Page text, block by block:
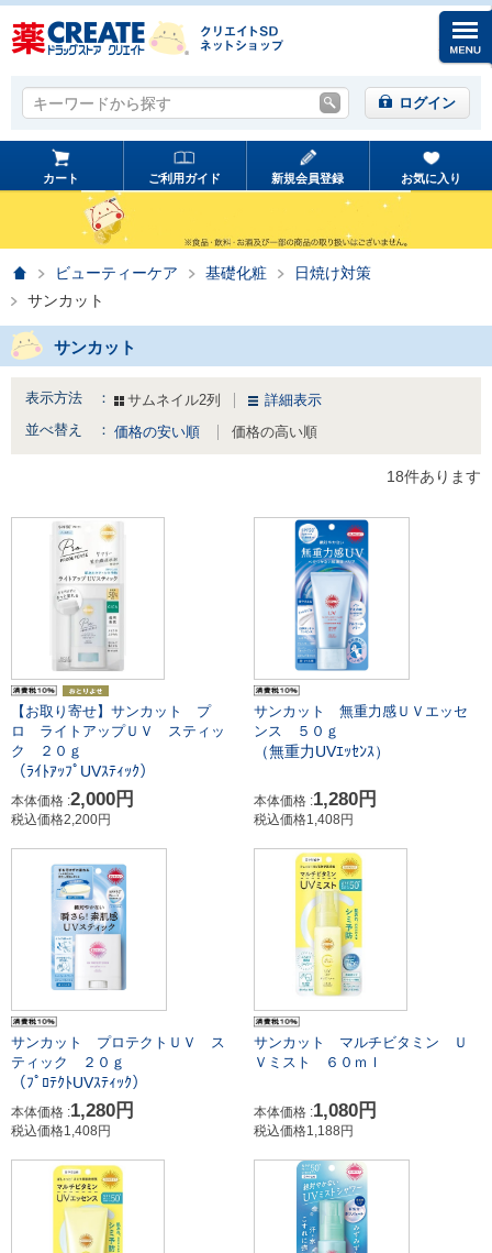
キーワードから探す
キーワードから探す ログイン
カート ご利用ガイド 新規会員登録 お気に入り
ホームビューティーケア 基礎化粧
日焼け対策
サンカット
サンカット
表示方法 ： サムネイル2列
詳細表示
並べ替え ： 価格の安い順 価格の高い順
18件あります
【お取り寄せ】サンカット プ
ロ ライトアップＵＶ スティッ
ク ２０ｇ
（ﾗｲﾄｱｯﾌﾟUVｽﾃｨｯｸ）
本体価格 :2,000円
税込価格2,200円
サンカット 無重力感ＵＶエッセ
ンス ５０ｇ
（無重力UVｴｯｾﾝｽ）
本体価格 :1,280円
税込価格1,408円
サンカット プロテクトＵＶ ス
ティック ２０ｇ
（ﾌﾟﾛﾃｸﾄUVｽﾃｨｯｸ）
本体価格 :1,280円
税込価格1,408円
サンカット マルチビタミン Ｕ
Ｖミスト ６０ｍｌ
本体価格 :1,080円
税込価格1,188円